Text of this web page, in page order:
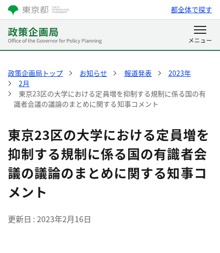
都全体で探す
政策企画局トップ お知らせ 報道発表
2023年
2月
東京23区の大学における定員増を抑制する規制に係る国の有
識者会議の議論のまとめに関する知事コメント
東京23区の大学における定員増を
抑制する規制に係る国の有識者会
議の議論のまとめに関する知事コ
メント
更新日 2023年2月16日